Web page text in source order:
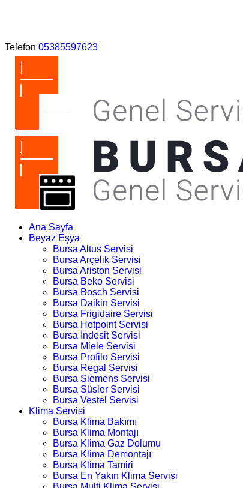
Telefon 05385597623
Ana Sayfa
Beyaz Eşya
Bursa Altus Servisi
Bursa Arçelik Servisi
Bursa Ariston Servisi
Bursa Beko Servisi
Bursa Bosch Servisi
Bursa Daikin Servisi
Bursa Frigidaire Servisi
Bursa Hotpoint Servisi
Bursa İndesit Servisi
Bursa Miele Servisi
Bursa Profilo Servisi
Bursa Regal Servisi
Bursa Siemens Servisi
Bursa Süsler Servisi
Bursa Vestel Servisi
Klima Servisi
Bursa Klima Bakımı
Bursa Klima Montajı
Bursa Klima Gaz Dolumu
Bursa Klima Demontajı
Bursa Klima Tamiri
Bursa En Yakın Klima Servisi